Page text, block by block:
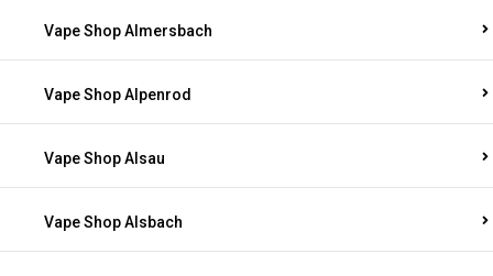
Vape Shop Almersbach
Vape Shop Alpenrod
Vape Shop Alsau
Vape Shop Alsbach